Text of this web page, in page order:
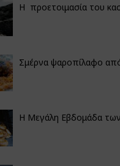
Η προετοιμασία του
Σμέρνα ψαροπίλαφο
Η Μεγάλη Εβδομάδα